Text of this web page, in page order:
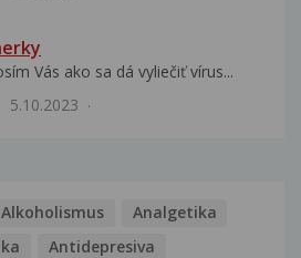
Vás ako sa dá vyliečiť vírus...
5.10.2023
Alkoholismus
Analgetika
Antidepresiva